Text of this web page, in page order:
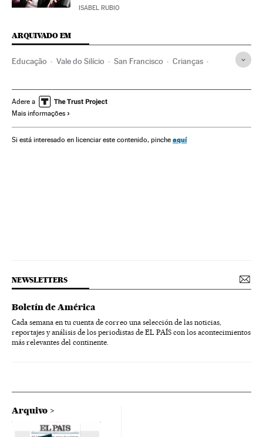
ISABEL RUBIO
ARQUIVADO EM
Educação Vale do Silício San Francisco Crianças
Família Infância Tecnologia
Crescer Conectados
Adere a
Mais informações
Si está interesado en licenciar este contenido, pinche aquí
NEWSLETTERS
Boletín de América
Cada semana en tu cuenta de correo una selección de las noticias,
reportajes y análisis de los periodistas de EL PAÍS con los acontecimientos
más relevantes del continente.
Arquivo